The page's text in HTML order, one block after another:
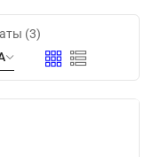
(3)